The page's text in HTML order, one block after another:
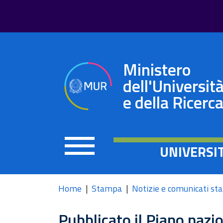
Ministero
dell'Università
e della Ricerca
Home Stampa Notizie e comunicati